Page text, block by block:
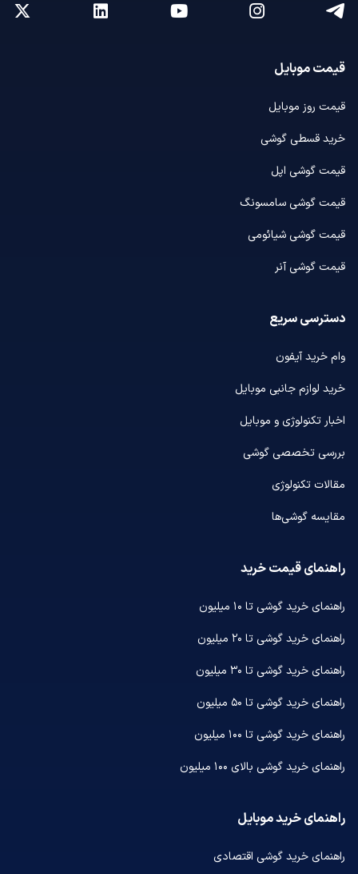
قیمت موبایل
قیمت روز موبایل
خرید قسطی گوشی
قیمت گوشی اپل
قیمت گوشی سامسونگ
قیمت گوشی شیائومی
قیمت گوشی آنر
دسترسی سریع
وام خرید آیفون
خرید لوازم جانبی موبایل
اخبار تکنولوژی و موبایل
بررسی تخصصی گوشی
مقالات تکنولوژی
مقایسه گوشی‌ها
راهنمای قیمت خرید
راهنمای خرید گوشی تا ۱۰ میلیون
راهنمای خرید گوشی تا ۲۰ میلیون
راهنمای خرید گوشی تا ۳۰ میلیون
راهنمای خرید گوشی تا ۵۰ میلیون
راهنمای خرید گوشی تا ۱۰۰ میلیون
راهنمای خرید گوشی بالای ۱۰۰ میلیون
راهنمای خرید موبایل
راهنمای خرید گوشی اقتصادی